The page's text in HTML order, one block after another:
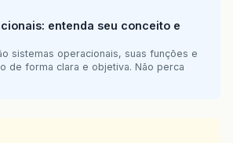
entenda seu conceito e
sistemas operacionais, suas funções e
de forma clara e objetiva. Não perca